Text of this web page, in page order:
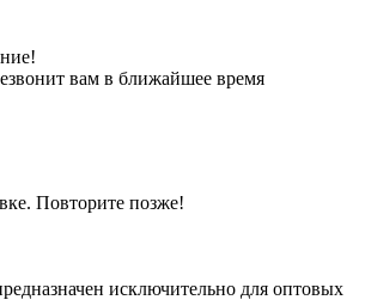
вам в ближайшее время
Повторите позже!
исключительно для оптовых